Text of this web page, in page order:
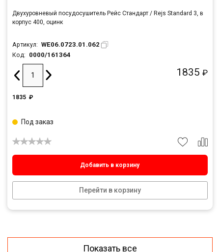
Двухуровневый посудосушитель Рейс Стандарт / Rejs Standard 3, в
корпус 400, оцинк
Артикул: WE06.0723.01.062
Код: 0000/161364
1835 ₽
1835 ₽
Добавить в корзину
Перейти в корзину
Под заказ
Показать все